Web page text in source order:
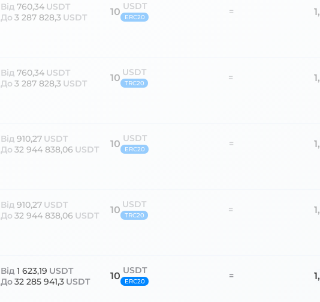
Від 760,34 USDT
До 3 287 828,3 USDT 10 USDT
ERC20 =
Від 760,34 USDT
До 3 287 828,3 USDT 10 USDT
TRC20 =
Від 910,27 USDT
До 32 944 838,06 USDT 10 USDT
ERC20 =
Від 910,27 USDT
До 32 944 838,06 USDT 10 USDT
TRC20 =
Від 1 623,19 USDT
До32 285 941,3 USDT 10 USDT
ERC20 =